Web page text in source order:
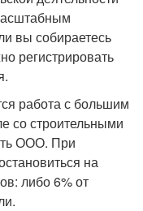
вы собираетесь
регистрировать
работа с большим
со строительными
ООО. При
на
либо 6% от